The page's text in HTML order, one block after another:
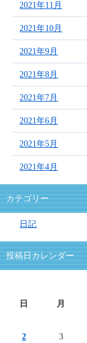
2021年11月
2021年10月
2021年9月
2021年8月
2021年7月
2021年6月
2021年5月
2021年4月
カテゴリー
日記
投稿日カレンダー
日 月
2
3